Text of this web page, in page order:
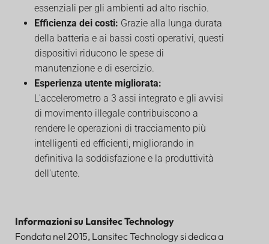
essenziali per gli ambienti ad alto rischio.
Efficienza dei costi: Grazie alla lunga durata
della batteria e ai bassi costi operativi, questi
dispositivi riducono le spese di
manutenzione e di esercizio.
Esperienza utente migliorata:
L'accelerometro a 3 assi integrato e gli avvisi
di movimento illegale contribuiscono a
rendere le operazioni di tracciamento più
intelligenti ed efficienti, migliorando in
definitiva la soddisfazione e la produttività
dell'utente.
Informazioni su Lansitec Technology
Fondata nel 2015, Lansitec Technology si dedica a